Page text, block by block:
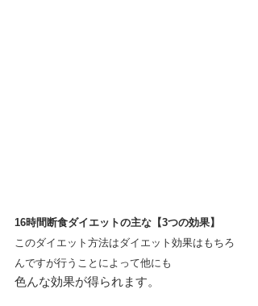
16時間断食ダイエットの主な【3つの効果】
このダイエット方法はダイエット効果はもちろ
んですが行うことによって他にも
色んな効果が得られます。